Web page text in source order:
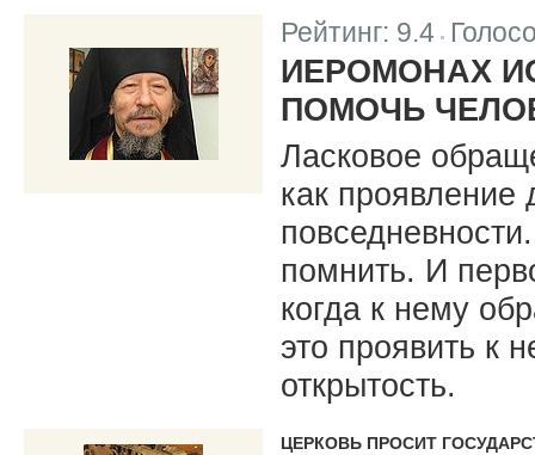
Рейтинг: 9.4 |
ИЕРОМОНАХ
ПОМОЧЬ
Ласковое
как проявление
помнить. И
когда к нему
это проявить к
открытость.
ЦЕРКОВЬ ПРОСИТ